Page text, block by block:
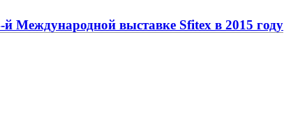
й Международной выставке Sfitex в 2015 году